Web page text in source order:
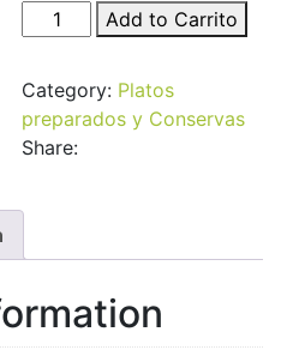
Puerros
Seleccion
Add to Carrito
Category: Platos
preparados y Conservas
Share: